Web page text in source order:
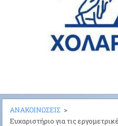
ΑΝΑΚΟΙΝΩΣΕΙΣ >
Ευχαριστήριο για τις